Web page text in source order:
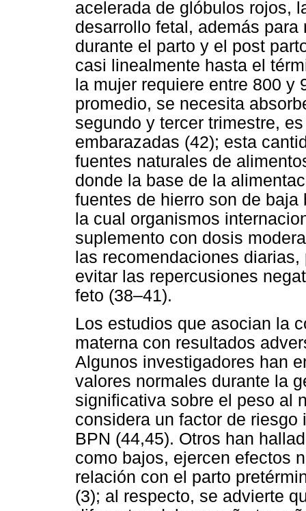
acelerada de glóbulos rojos,
desarrollo fetal, además
durante el parto y el post
casi linealmente hasta el
la mujer requiere entre 800
promedio, se necesita
segundo y tercer trimestre,
embarazadas (42); esta
fuentes naturales de
donde la base de la
fuentes de hierro son de
la cual organismos
suplemento con dosis
las recomendaciones
evitar las repercusiones
feto (38–41).
Los estudios que asocian la
materna con resultados
Algunos investigadores han
valores normales durante la
significativa sobre el peso al
considera un factor de
BPN (44,45). Otros han
como bajos, ejercen efectos
relación con el parto
(3); al respecto, se advierte